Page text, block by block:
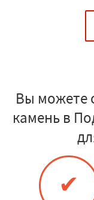
Вы можете
камень в
✔